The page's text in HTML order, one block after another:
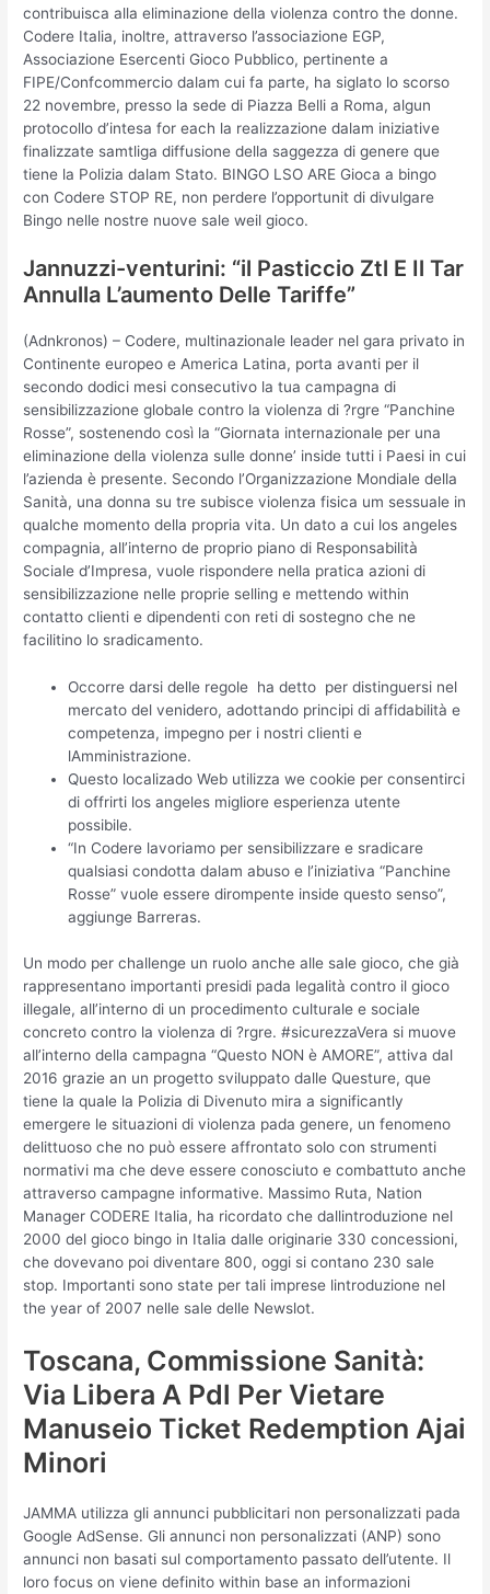
contribuisca alla eliminazione della violenza contro the donne.
Codere Italia, inoltre, attraverso l’associazione EGP,
Associazione Esercenti Gioco Pubblico, pertinente a
FIPE/Confcommercio dalam cui fa parte, ha siglato lo scorso
22 novembre, presso la sede di Piazza Belli a Roma, algun
protocollo d’intesa for each la realizzazione dalam iniziative
finalizzate samtliga diffusione della saggezza di genere que
tiene la Polizia dalam Stato. BINGO LSO ARE Gioca a bingo
con Codere STOP RE, non perdere l’opportunit di divulgare
Bingo nelle nostre nuove sale weil gioco.
Jannuzzi-venturini: “il Pasticcio Ztl E Il Tar
Annulla L’aumento Delle Tariffe”
(Adnkronos) – Codere, multinazionale leader nel gara privato in
Continente europeo e America Latina, porta avanti per il
secondo dodici mesi consecutivo la tua campagna di
sensibilizzazione globale contro la violenza di ?rgre “Panchine
Rosse”, sostenendo così la “Giornata internazionale per una
eliminazione della violenza sulle donne’ inside tutti i Paesi in cui
l’azienda è presente. Secondo l’Organizzazione Mondiale della
Sanità, una donna su tre subisce violenza fisica um sessuale in
qualche momento della propria vita. Un dato a cui los angeles
compagnia, all’interno de proprio piano di Responsabilità
Sociale d’Impresa, vuole rispondere nella pratica azioni di
sensibilizzazione nelle proprie selling e mettendo within
contatto clienti e dipendenti con reti di sostegno che ne
facilitino lo sradicamento.
Occorre darsi delle regole  ha detto  per distinguersi nel
mercato del venidero, adottando principi di affidabilità e
competenza, impegno per i nostri clienti e
lAmministrazione.
Questo localizado Web utilizza we cookie per consentirci
di offrirti los angeles migliore esperienza utente
possibile.
“In Codere lavoriamo per sensibilizzare e sradicare
qualsiasi condotta dalam abuso e l’iniziativa “Panchine
Rosse” vuole essere dirompente inside questo senso”,
aggiunge Barreras.
Un modo per challenge un ruolo anche alle sale gioco, che già
rappresentano importanti presidi pada legalità contro il gioco
illegale, all’interno di un procedimento culturale e sociale
concreto contro la violenza di ?rgre. #sicurezzaVera si muove
all’interno della campagna “Questo NON è AMORE”, attiva dal
2016 grazie an un progetto sviluppato dalle Questure, que
tiene la quale la Polizia di Divenuto mira a significantly
emergere le situazioni di violenza pada genere, un fenomeno
delittuoso che no può essere affrontato solo con strumenti
normativi ma che deve essere conosciuto e combattuto anche
attraverso campagne informative. Massimo Ruta, Nation
Manager CODERE Italia, ha ricordato che dallintroduzione nel
2000 del gioco bingo in Italia dalle originarie 330 concessioni,
che dovevano poi diventare 800, oggi si contano 230 sale
stop. Importanti sono state per tali imprese lintroduzione nel
the year of 2007 nelle sale delle Newslot.
Toscana, Commissione Sanità:
Via Libera A Pdl Per Vietare
Manuseio Ticket Redemption Ajai
Minori
JAMMA utilizza gli annunci pubblicitari non personalizzati pada
Google AdSense. Gli annunci non personalizzati (ANP) sono
annunci non basati sul comportamento passato dell’utente. Il
loro focus on viene definito within base an informazioni